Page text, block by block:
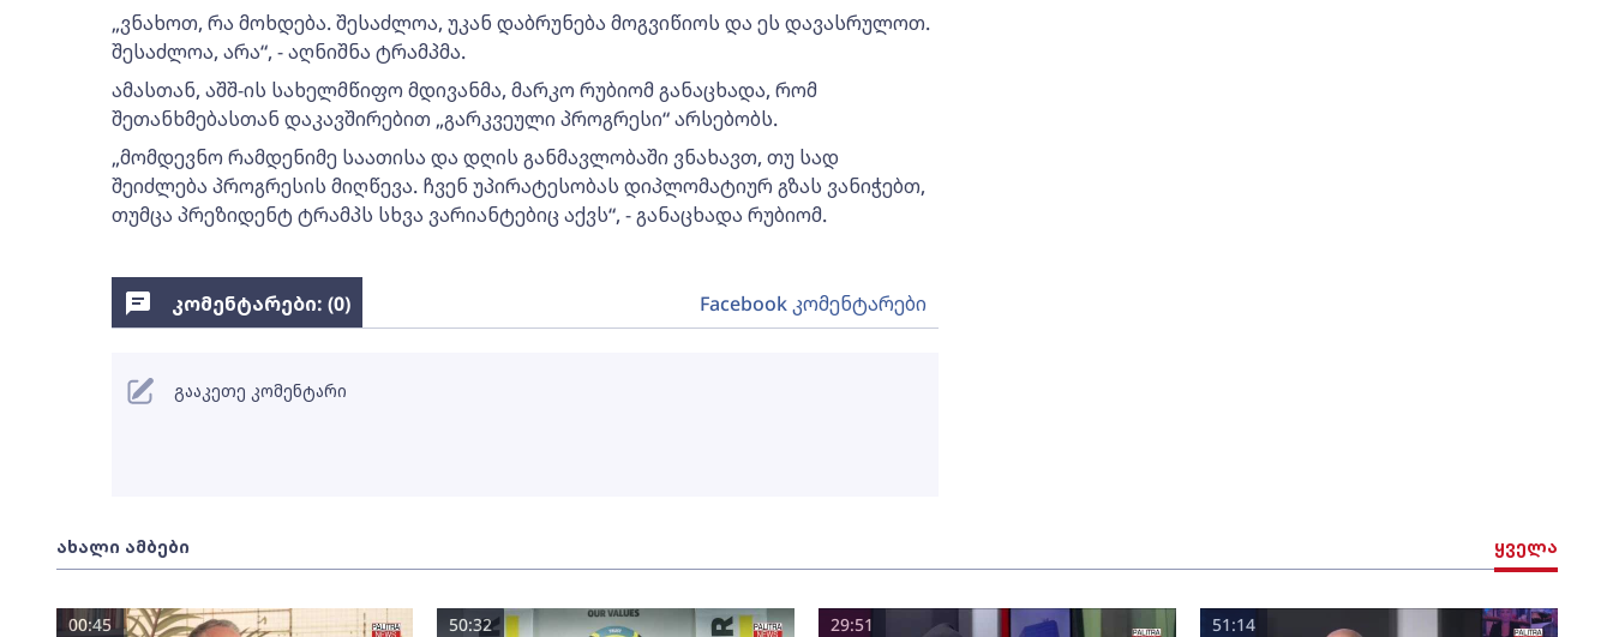
„ვნახოთ, რა მოხდება. შესაძლოა, უკან დაბრუნება მოგვიწიოს და ეს დავასრულოთ.
შესაძლოა, არა“, - აღნიშნა ტრამპმა.
ამასთან, აშშ-ის სახელმწიფო მდივანმა, მარკო რუბიომ განაცხადა, რომ
შეთანხმებასთან დაკავშირებით „გარკვეული პროგრესი“ არსებობს.
„მომდევნო რამდენიმე საათისა და დღის განმავლობაში ვნახავთ, თუ სად
შეიძლება პროგრესის მიღწევა. ჩვენ უპირატესობას დიპლომატიურ გზას ვანიჭებთ,
თუმცა პრეზიდენტ ტრამპს სხვა ვარიანტებიც აქვს“, - განაცხადა რუბიომ.
ახალი ამბები ყველა
00:45 50:32 29:51 51:14
კომენტარები: (0) Facebook კომენტარები
გააკეთე კომენტარი